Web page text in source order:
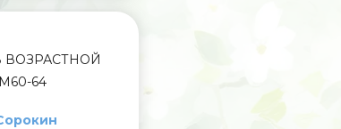
ВОЗРАСТНОЙ
64